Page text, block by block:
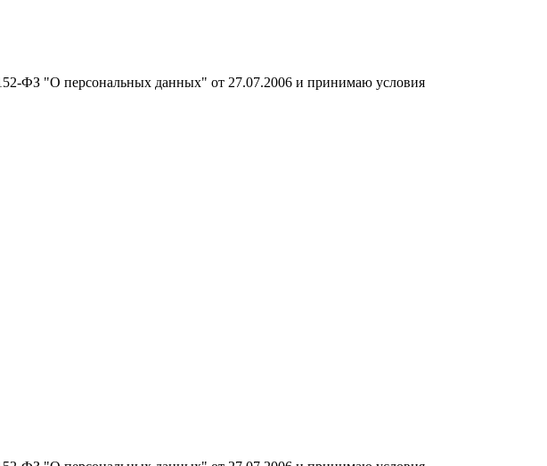
ФЗ "О персональных данных" от 27.07.2006 и принимаю условия